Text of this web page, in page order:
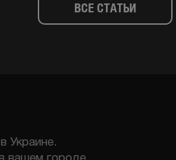
ВСЕ СТАТЬИ
Украине.